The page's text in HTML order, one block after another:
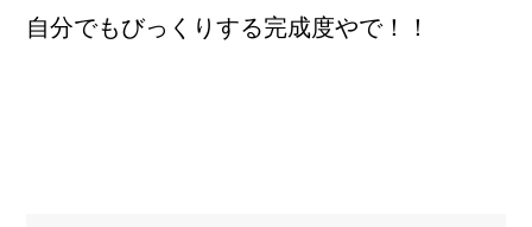
自分でもびっくりする完成度やで！！